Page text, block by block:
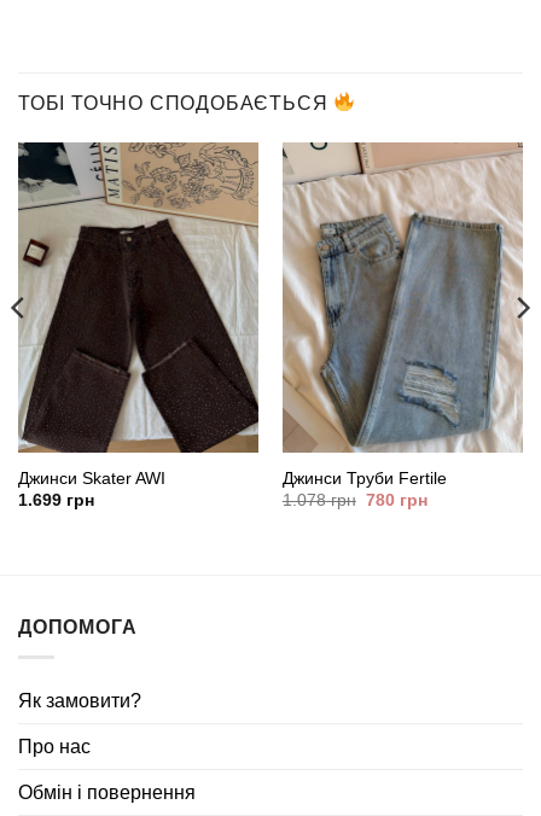
ТОБІ ТОЧНО СПОДОБАЄТЬСЯ
Джинси Skater AWI
1.699грн
Джинси Труби Fertile
1.078грн Оригінальна
780грнПоточна
ДОПОМОГА
Як замовити?
Про нас
Обмін і повернення